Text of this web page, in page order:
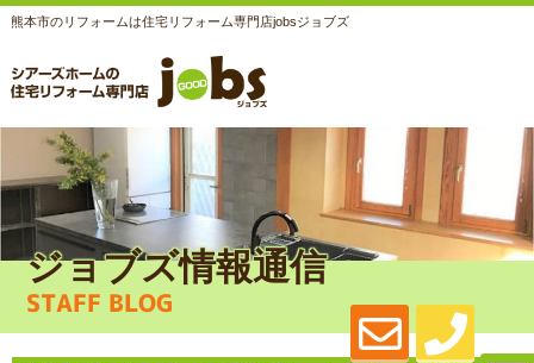
熊本市のリフォームは住宅リフォーム専門店jobsジョブズ
ジョブズ情報通信
STAFF BLOG